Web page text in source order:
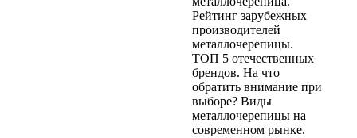
Рейтинг зарубежных
производителей
металлочерепицы.
ТОП 5 отечественных
брендов. На что
обратить внимание при
выборе? Виды
металлочерепицы на
современном рынке.